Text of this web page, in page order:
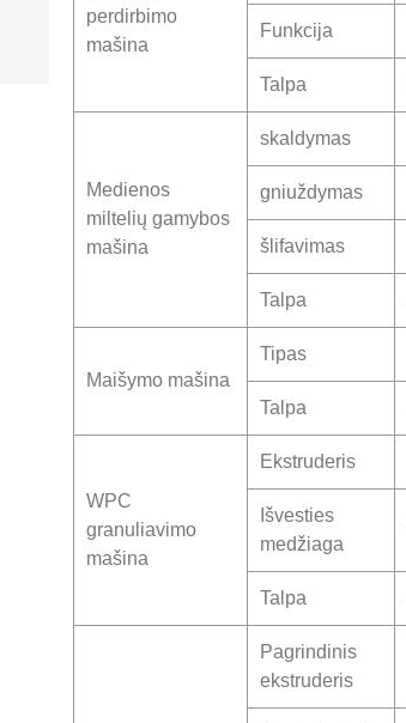
perdirbimo
mašina
Funkcija
Talpa
Medienos
miltelių gamybos
mašina
skaldymas
gniuždymas
šlifavimas
Talpa
Maišymo mašina
Tipas
Talpa
WPC
granuliavimo
mašina
Ekstruderis
Išvesties
medžiaga
Talpa
Pagrindinis
ekstruderis